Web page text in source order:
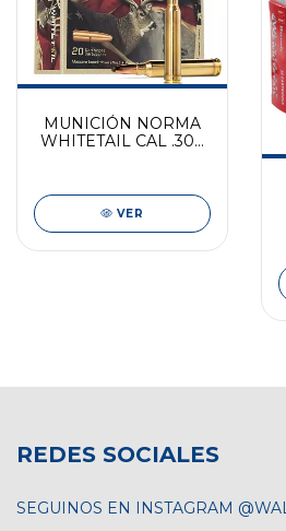
MUNICIÓN NORMA
WHITETAIL CAL .300
VER
REDES SOCIALES
SEGUINOS EN INSTAGRAM